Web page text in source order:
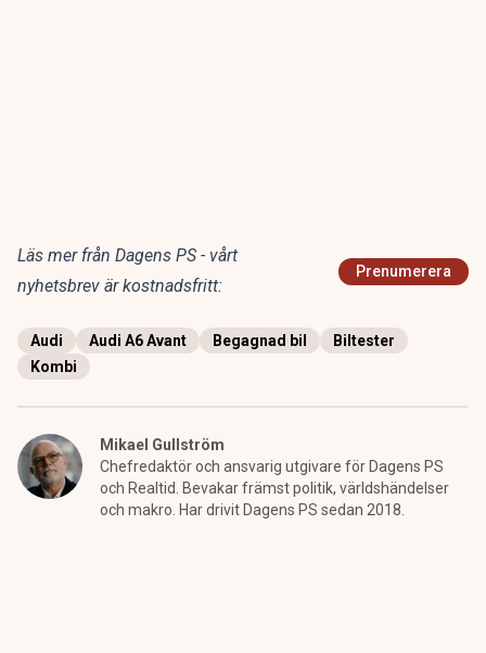
Läs mer från Dagens PS - vårt
nyhetsbrev är kostnadsfritt:
Prenumerera
Audi Audi A6 Avant Begagnad bil
Biltester
Kombi
Mikael Gullström
Chefredaktör och ansvarig utgivare för Dagens PS
och Realtid. Bevakar främst politik, världshändelser
och makro. Har drivit Dagens PS sedan 2018.